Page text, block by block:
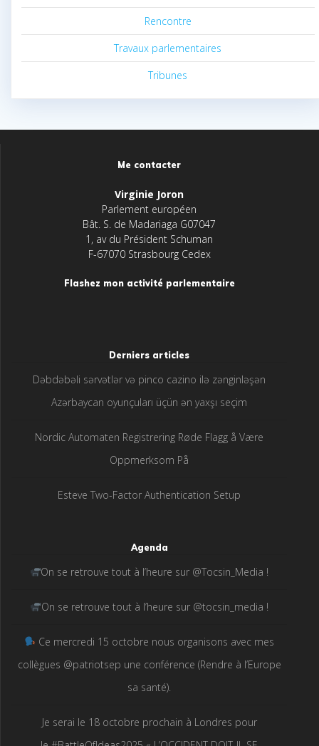
Rencontre
Travaux parlementaires
Tribunes
Me contacter
Virginie Joron
Parlement européen
Bât. S. de Madariaga G07047
1, av du Président Schuman
F-67070 Strasbourg Cedex
Flashez mon activité parlementaire
Derniers articles
Dəbdəbəli sərvətlər və pinco cazino ilə zənginləşən
Azərbaycan oyunçuları üçün ən yaxşı seçim
Nordic Automaten Registrering Røde Flagg å Være
Oppmerksom På
Esteve Two-Factor Authentication Setup
Agenda
On se retrouve tout à l’heure sur @Tocsin_Media !
On se retrouve tout à l’heure sur @tocsin_media !
Ce mercredi 15 octobre nous organisons avec mes
collègues @patriotsep une conférence (Rendre à l’Europe
sa santé).
Je serai le 18 octobre prochain à Londres pour